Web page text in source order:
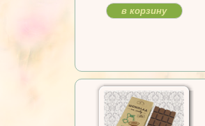
в корзину